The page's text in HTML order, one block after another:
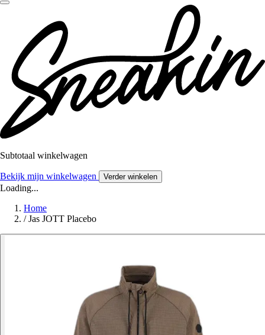
Subtotaal winkelwagen
Bekijk mijn winkelwagen Verder winkelen
Loading...
Home
/ Jas JOTT Placebo